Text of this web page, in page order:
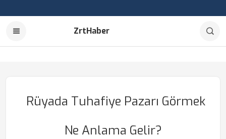
ZrtHaber
Rüyada Tuhafiye Pazarı Görmek
Ne Anlama Gelir?